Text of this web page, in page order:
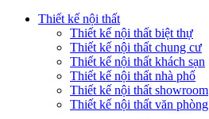
Thiết kế nội thất
Thiết kế nội thất biệt thự
Thiết kế nội thất chung cư
Thiết kế nội thất khách sạn
Thiết kế nội thất nhà phố
Thiết kế nội thất showroom
Thiết kế nội thất văn phòng